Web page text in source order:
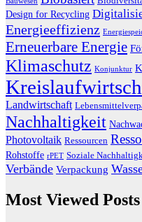
Design for Recycling
Energieeffizienz
Erneuerbare Energie
Klimaschutz Konjunktur
Landwirtschaft
Nachhaltigkeit
Photovoltaik Ressourcen
Rohstoffe rPET Soziale
Verbände Verpackung
Most Viewed Posts